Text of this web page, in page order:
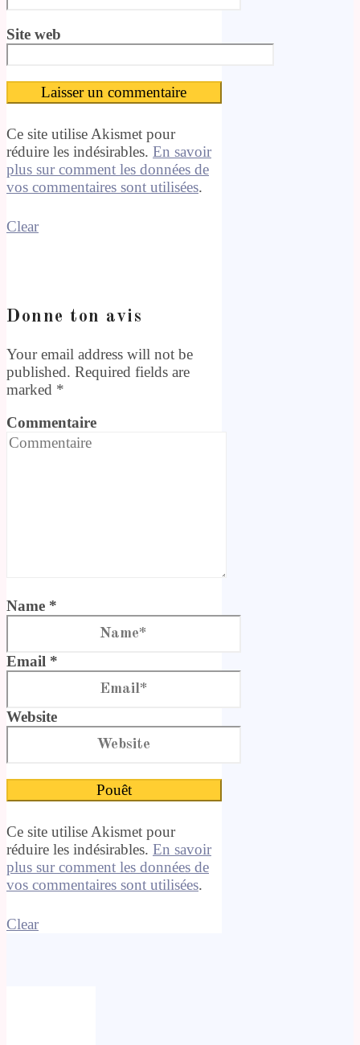
Site web
Ce site utilise Akismet pour
réduire les indésirables. En savoir
plus sur comment les données de
vos commentaires sont utilisées.
Clear
Donne ton avis
Your email address will not be
published. Required fields are
marked *
Commentaire
Name *
Email *
Website
Ce site utilise Akismet pour
réduire les indésirables. En savoir
plus sur comment les données de
vos commentaires sont utilisées.
Clear